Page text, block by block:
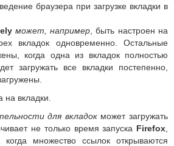
браузера при загрузке вкладки в
может, например , быть настроен на
вкладок одновременно. Остальные
когда одна из вкладок полностью
загружать все вкладки постепенно,
на вкладки.
для вкладокможет загружать
не только время запуска Firefox
множество ссылок открываются